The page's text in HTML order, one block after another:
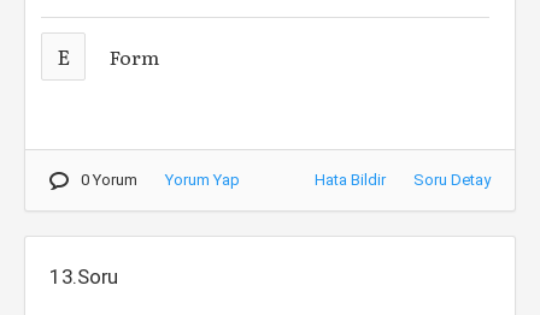
E Form
0 Yorum Yorum Yap Hata Bildir Soru Detay
13.Soru